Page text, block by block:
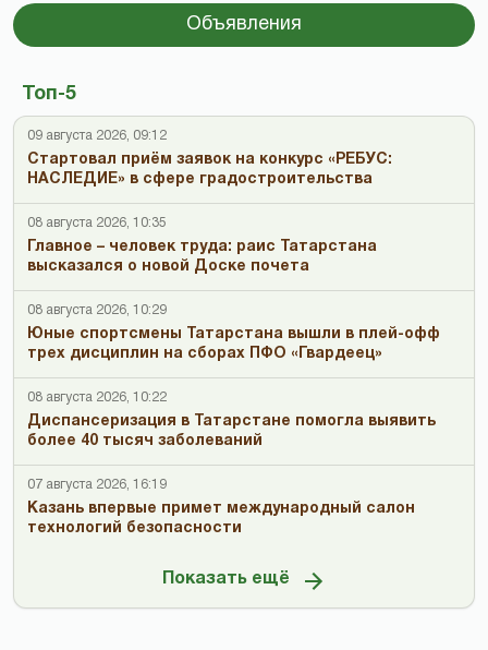
Объявления
Топ-5
09 августа 2026, 09:12
Стартовал приём заявок на конкурс «РЕБУС:
НАСЛЕДИЕ» в сфере градостроительства
08 августа 2026, 10:35
Главное – человек труда: раис Татарстана
высказался о новой Доске почета
08 августа 2026, 10:29
Юные спортсмены Татарстана вышли в плей-офф
трех дисциплин на сборах ПФО «Гвардеец»
08 августа 2026, 10:22
Диспансеризация в Татарстане помогла выявить
более 40 тысяч заболеваний
07 августа 2026, 16:19
Казань впервые примет международный салон
технологий безопасности
Показать ещё